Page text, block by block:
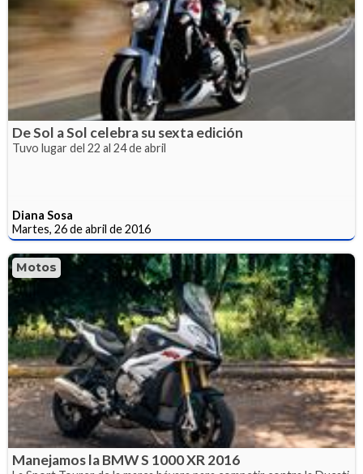
De Sol a Sol celebra su sexta edición
Tuvo lugar del 22 al 24 de abril
Diana Sosa
Martes, 26 de abril de 2016
Motos
Manejamos la BMW S 1000 XR 2016